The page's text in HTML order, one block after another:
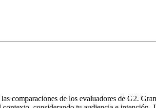
comparaciones de los evaluadores de G2.